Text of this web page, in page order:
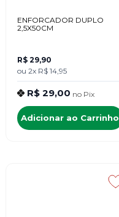
ENFORCADOR DUPLO
2,5X50CM
R$ 29,90
ou 2x R$ 14,95
R$ 29,00 no Pix
Adicionar ao Carrinho